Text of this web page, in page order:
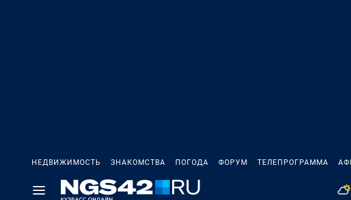
НЕДВИЖИМОСТЬ ЗНАКОМСТВА ПОГОДА ФОРУМ ТЕЛЕПРОГРАММА